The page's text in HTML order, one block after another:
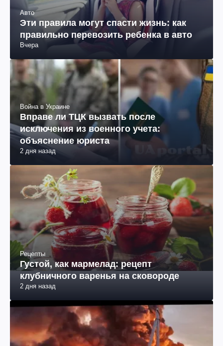
Авто
Эти правила могут спасти жизнь: как
правильно перевозить ребенка в авто
Вчера
Война в Украине
Вправе ли ТЦК вызвать после
исключения из военного учета:
объяснение юриста
2 дня назад
Рецепты
Густой, как мармелад: рецепт
клубничного варенья на сковороде
2 дня назад